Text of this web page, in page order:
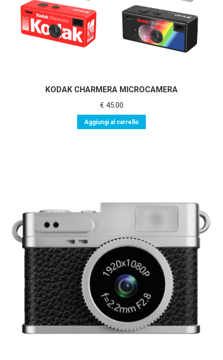
KODAK CHARMERA MICROCAMERA
€45.00
Aggiungi al carrello